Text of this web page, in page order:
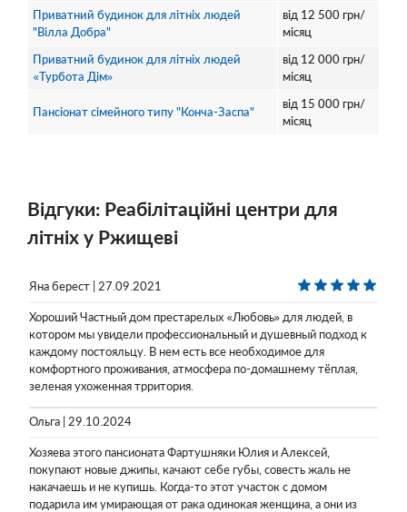
Приватний будинок для літніх людей
"Вілла Добра"
від 12 500грн/
місяц
Приватний будинок для літніх людей
«Турбота Дім»
від 12 000 грн/
місяц
Пансіонат сімейного типу "Конча-Заспа"
від 15 000грн/
місяц
Відгуки: Реабілітаційні центри для
літніх у Ржищеві
Яна берест | 27.09.2021
Хороший Частный дом престарелых «Любовь» для людей, в
котором мы увидели профессиональный и душевный подход к
каждому постояльцу. В нем есть все необходимое для
комфортного проживания, атмосфера по-домашнему тёплая,
зеленая ухоженная трритория.
Ольга | 29.10.2024
Хозяева этого пансионата Фартушняки Юлия и Алексей,
покупают новые джипы, качают себе губы, совесть жаль не
накачаешь и не купишь. Когда-то этот участок с домом
подарила им умирающая от рака одинокая женщина, а они из